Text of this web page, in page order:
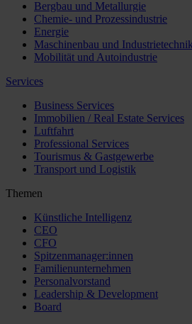
Bergbau und Metallurgie
Chemie- und Prozessindustrie
Energie
Maschinenbau und Industrietechnik
Mobilität und Autoindustrie
Services
Business Services
Immobilien / Real Estate Services
Luftfahrt
Professional Services
Tourismus & Gastgewerbe
Transport und Logistik
Themen
Künstliche Intelligenz
CEO
CFO
Spitzenmanager:innen
Familienunternehmen
Personalvorstand
Leadership & Development
Board